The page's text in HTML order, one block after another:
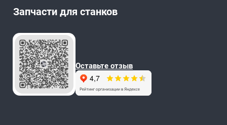
Запчасти для станков
Оставьте отзыв